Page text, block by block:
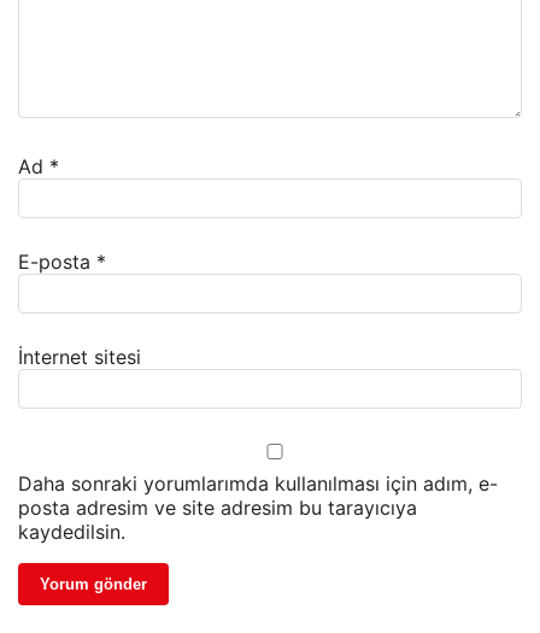
Ad *
E-posta *
İnternet sitesi
Daha sonraki yorumlarımda kullanılması için adım, e-
posta adresim ve site adresim bu tarayıcıya
kaydedilsin.